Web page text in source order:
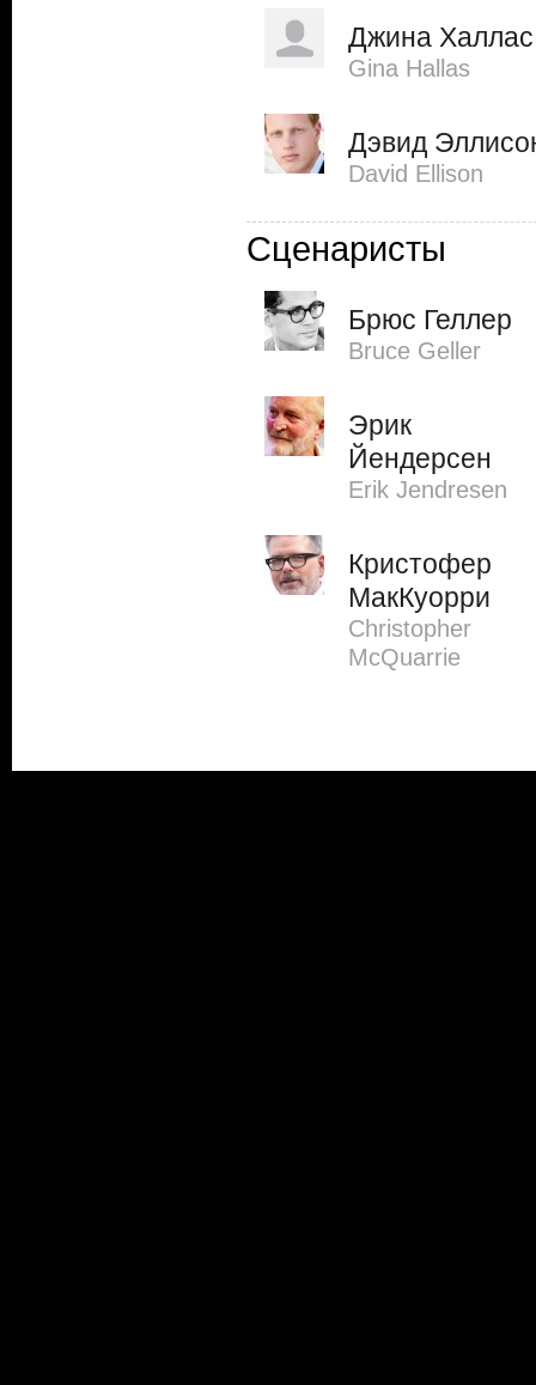
Джина Халлас
Gina Hallas
Дэвид
David Ellison
Сценаристы
Брюс Геллер
Bruce Geller
Эрик
Йендерсен
Erik Jendresen
Кристофер
МакКуорри
Christopher
McQuarrie